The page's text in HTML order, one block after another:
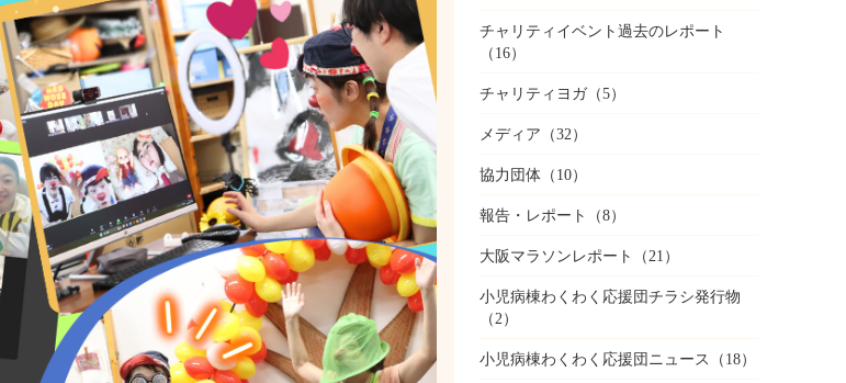
チャリティイベント過去のレポート
（16）
チャリティヨガ（5）
メディア （32）
協力団体 （10）
報告・レポート （8）
大阪マラソンレポート （21）
小児病棟わくわく応援団チラシ発行物
（2）
小児病棟わくわく応援団ニュース （18）